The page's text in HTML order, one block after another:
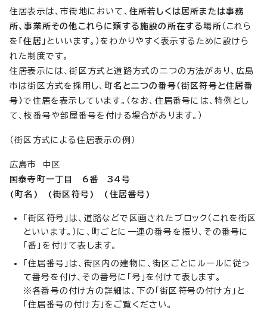
住居表示は、市街地において、 住所若しくは居所または事務
所、事業所その他これらに類する施設の所在する場所 （これら
を 「住居」 といいます。）をわかりやすく表示するために設けら
れた制度です。
住居表示には、街区方式と道路方式の二つの方法があり、広島
市は街区方式を採用し、 町名と二つの番号（街区符号と住居番
号）で住居を表示しています。（なお、住居番号には、特例とし
て、枝番号や部屋番号を付ける場合があります。）
（街区方式による住居表示の例）
広島市 中区
国泰寺町一丁目 6番 34号
(町名) (街区符号) (住居番号)
「街区符号」は、道路などで区画されたブロック（これを街区
といいます。）に、町ごとに一連の番号を振り、その番号に
「番」を付けて表します。
「住居番号」は、街区内の建物に、街区ごとにルールに従っ
て番号を付け、その番号に「号」を付けて表します。
※各番号の付け方の詳細は、下の「街区符号の付け方」と
「住居番号の付け方」をご覧ください。